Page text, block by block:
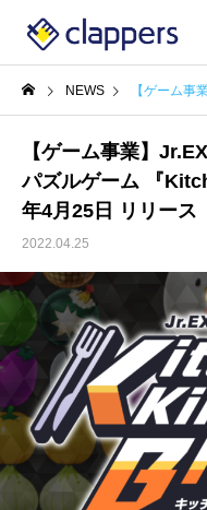
NEWS 【ゲーム事業】
【ゲーム事業】
パズルゲーム 『
年4月25日 リリース
2022.04.25